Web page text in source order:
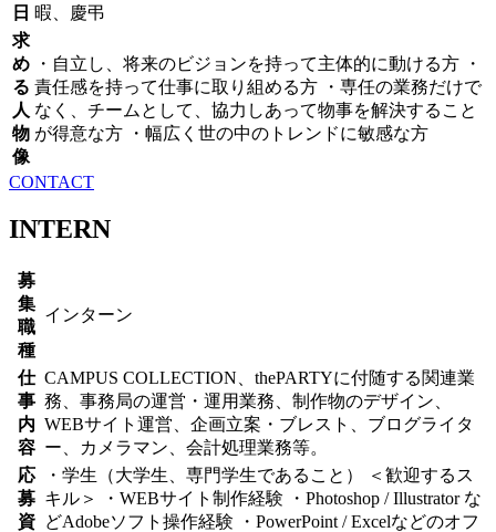
日 暇、慶弔
求
め
る
人
物
像
・自立し、将来のビジョンを持って主体的に動ける方 ・
責任感を持って仕事に取り組める方 ・専任の業務だけで
なく、チームとして、協力しあって物事を解決すること
が得意な方 ・幅広く世の中のトレンドに敏感な方
CONTACT
INTERN
募
集
職
種
インターン
仕
事
内
容
CAMPUS COLLECTION、thePARTYに付随する関連業
務、事務局の運営・運用業務、制作物のデザイン、
WEBサイト運営、企画立案・ブレスト、ブログライタ
ー、カメラマン、会計処理業務等。
応
募
資
・学生（大学生、専門学生であること） ＜歓迎するス
キル＞ ・WEBサイト制作経験 ・Photoshop / Illustrator な
どAdobeソフト操作経験 ・PowerPoint / Excelなどのオフ